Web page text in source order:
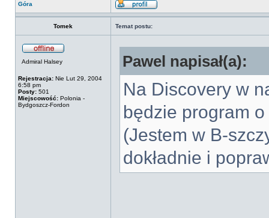
Góra
Tomek Temat postu:
Admiral Halsey
Rejestracja: Nie Lut 29, 2004
6:58 pm
Posty: 501
Miejscowość: Polonia -
Bydgoszcz-Fordon
Pawel napisał(a):
Na Discovery w
będzie program
(Jestem w B-
dokładnie i